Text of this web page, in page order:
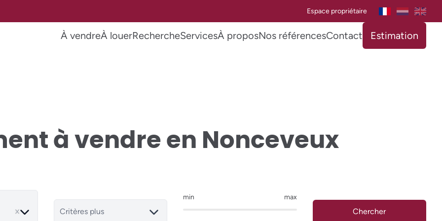
Espace propriétaire
À vendreÀ louerRechercheServicesÀ proposNos référencesContact Estimation
à vendre en Nonceveux
Critères plus
min max
Chercher